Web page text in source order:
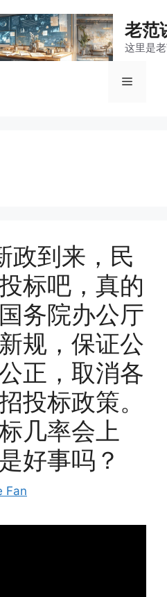
老范
这里是
菜
政到来，民
标吧，真的
务院办公厅
规，保证公
正，取消各
投标政策。
几率会上
好事吗？
Fan